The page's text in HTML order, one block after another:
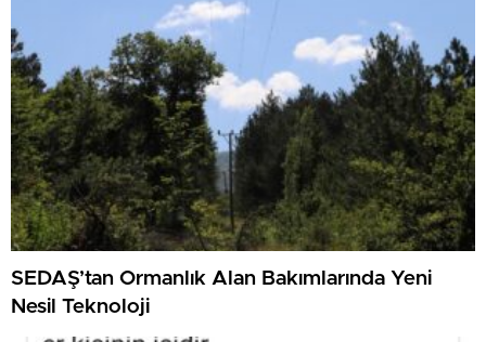
SEDAŞ’tan Ormanlık Alan Bakımlarında Yeni
Nesil Teknoloji